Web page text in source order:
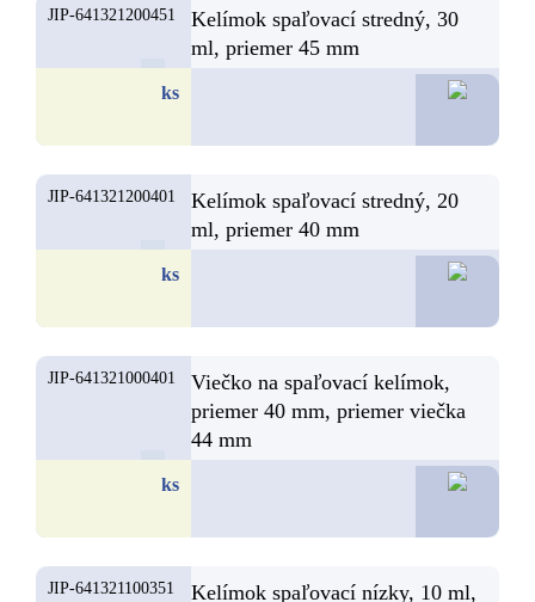
JIP-641321200451
Kelímok spaľovací stredný, 30
ml, priemer 45 mm
ks
JIP-641321200401
Kelímok spaľovací stredný, 20
ml, priemer 40 mm
ks
JIP-641321000401
Viečko na spaľovací kelímok,
priemer 40 mm, priemer viečka
44 mm
ks
JIP-641321100351
Kelímok spaľovací nízky, 10 ml,